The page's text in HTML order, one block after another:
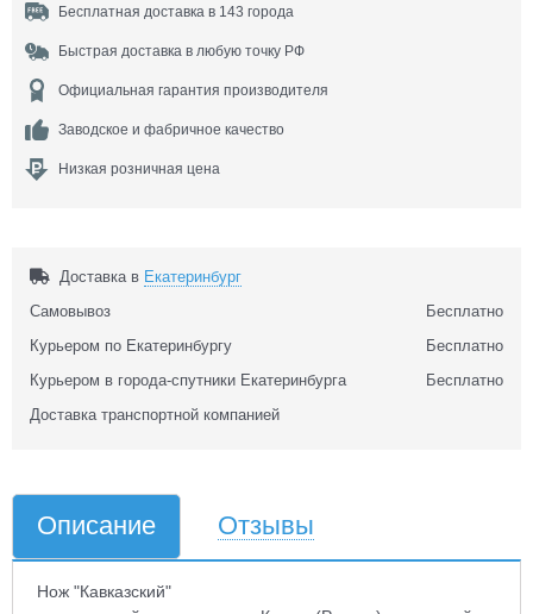
Бесплатная доставка в 143 города
Быстрая доставка в любую точку РФ
Официальная гарантия производителя
Заводское и фабричное качество
Низкая розничная цена
Доставка в Екатеринбург
Самовывоз
Бесплатно
Курьером по Екатеринбургу
Бесплатно
Курьером в города-спутники Екатеринбурга
Бесплатно
Доставка транспортной компанией
Описание Отзывы
Нож "Кавказский"